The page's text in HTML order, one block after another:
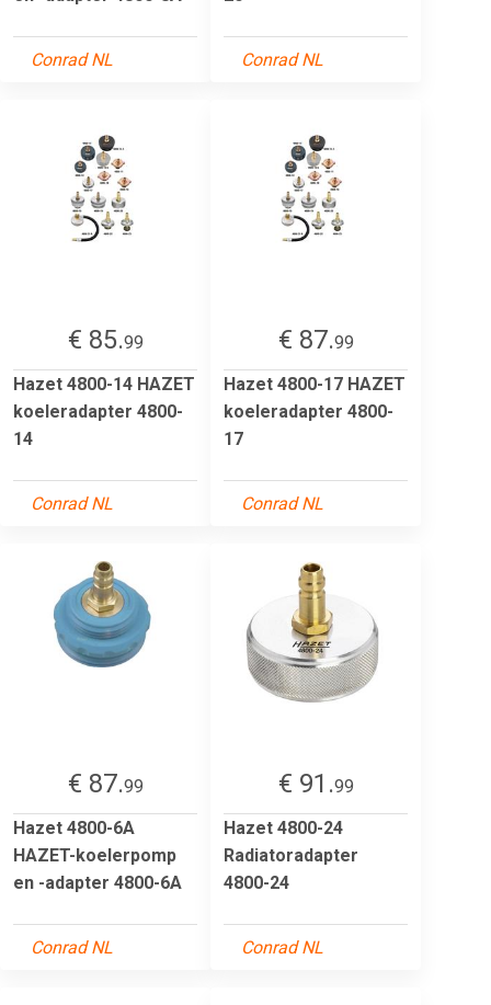
Conrad NL Conrad NL
€ 85.99
Hazet 4800-14 HAZET
koeleradapter 4800-
14
Conrad NL
€ 87.99
Hazet 4800-17 HAZET
koeleradapter 4800-
17
Conrad NL
€ 87.99
Hazet 4800-6A
HAZET-koelerpomp
en -adapter 4800-6A
Conrad NL
€ 91.99
Hazet 4800-24
Radiatoradapter
4800-24
Conrad NL